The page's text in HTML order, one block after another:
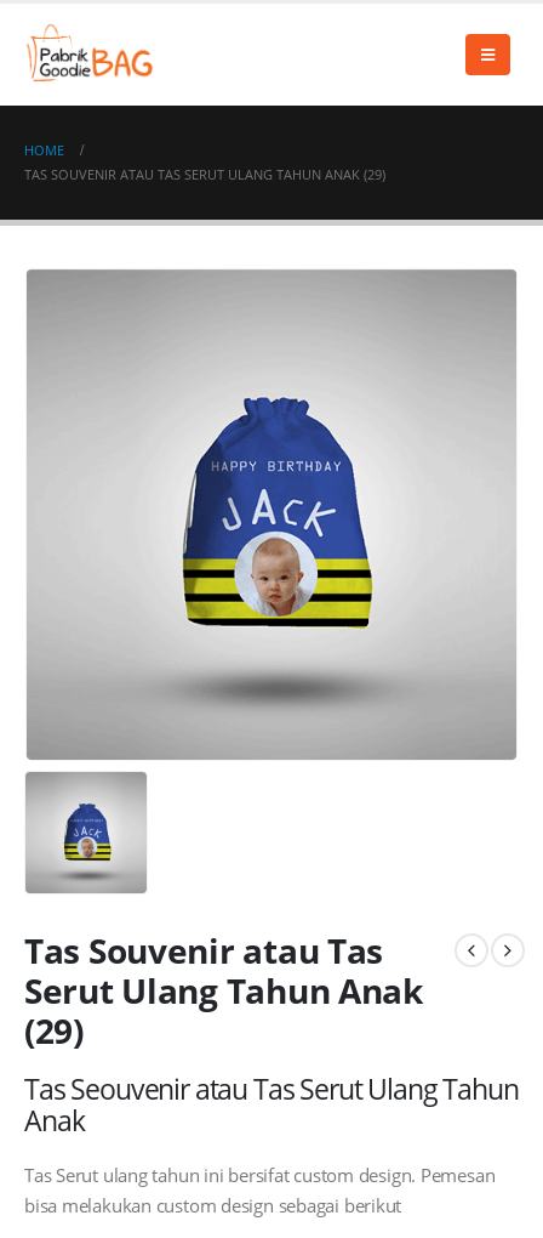
HOME
TAS SOUVENIR ATAU TAS SERUT ULANG TAHUN ANAK (29)
Tas Souvenir atau Tas
Serut Ulang Tahun Anak
(29)
Tas Seouvenir atau Tas Serut Ulang Tahun
Anak
Tas Serut ulang tahun ini bersifat custom design. Pemesan
bisa melakukan custom design sebagai berikut